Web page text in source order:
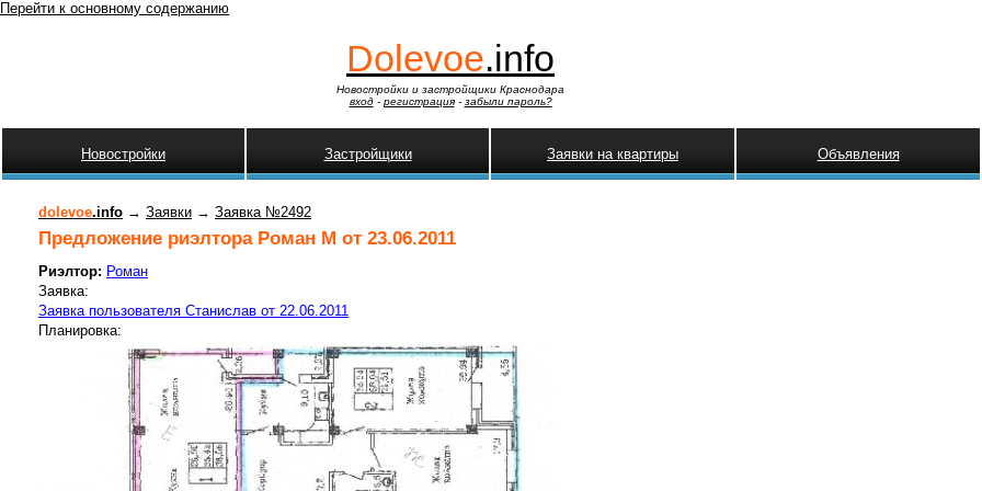
Перейти к основному содержанию
Dolevoe.info
Новостройки и застройщики Краснодара
вход- регистрация- забыли пароль?
Новостройки Застройщики Заявки на квартиры Объявления
dolevoe.info → Заявки → Заявка №2492
Предложение риэлтора Роман М от 23.06.2011
Риэлтор: Роман
Заявка:
Заявка пользователя Станислав от 22.06.2011
Планировка: